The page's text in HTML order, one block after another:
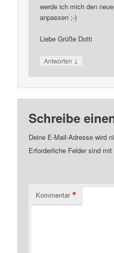
werde ich mich den
anpassen ;-)
Liebe Grüße Dotti
Antworten ↓
Schreibe
Deine E-Mail-Adresse wird
Erforderliche Felder sind mit
Kommentar *